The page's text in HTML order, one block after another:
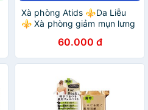
Xà phòng Atids ⚜️Da Liễu
⚜️ Xà phòng giảm mụn lưng
60.000 đ